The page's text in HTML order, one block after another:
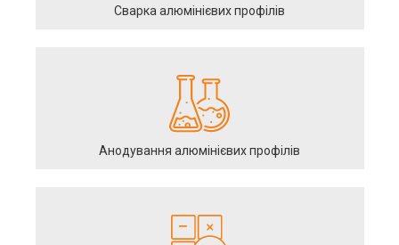
Сварка алюмінієвих профілів
Анодування алюмінієвих профілів